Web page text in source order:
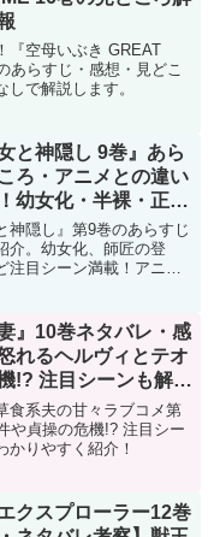
『空母いぶき GREAT
あらすじ・感想・見どこ
しで解説します。
と神隠し 9巻』あら
ろ・アニメとの違い
幼女化・半裸・正体
加速！
神隠し』第9巻のあらすじ
介。幼女化、師匠の登
注目シーン満載！アニメ
』10巻ネタバレ・感
れるヘルヴィとテオ
!? 注目シーンも解
食系夫の甘々ラブコメ第
や貞操の危機!? 注目シー
かりやすく紹介！
クスプローラー12巻